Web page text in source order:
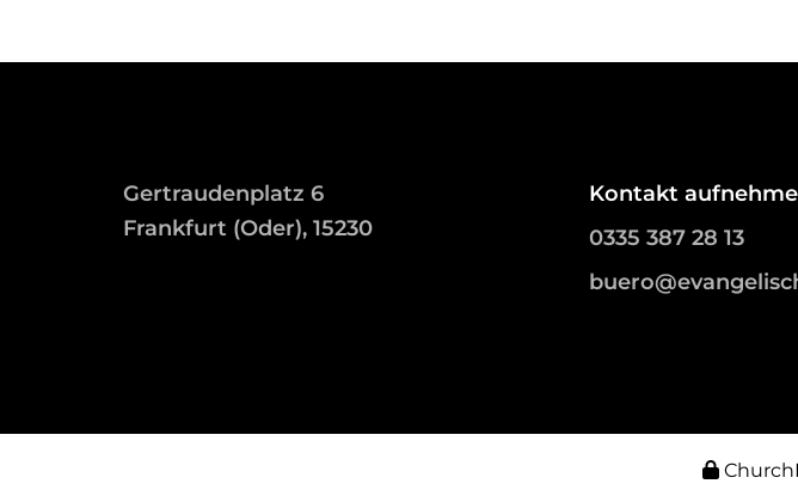
Gertraudenplatz 6
Frankfurt (Oder), 15230
Kontakt
0335 387 28 13